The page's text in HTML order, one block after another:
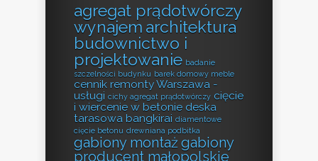
agregat prądotwórczy
wynajem architektura
budownictwo i
projektowanie badanie
szczelności budynku barek domowy meble
cennik remonty Warszawa -
usługi cichy agregat prądotwórczy cięcie
i wiercenie w betonie deska
tarasowa bangkirai diamentowe
cięcie betonu drewniana podbitka
gabiony montażgabiony
producent małopolskie